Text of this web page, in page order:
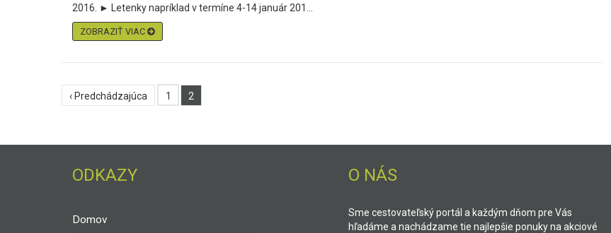
2016. ► Letenky napríklad v termíne 4-14 január 201...
ZOBRAZIŤ VIAC
‹ Predchádzajúca 1 2
ODKAZY
Domov
O NÁS
Sme cestovateľský portál a každým dňom pre Vás
hľadáme a nachádzame tie najlepšie ponuky na akciové